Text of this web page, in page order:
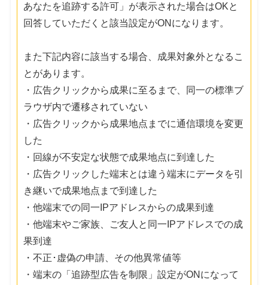
あなたを追跡する許可」が表示された場合はOKと
回答していただくと該当設定がONになります。
また下記内容に該当する場合、成果対象外となるこ
とがあります。
・広告クリックから成果に至るまで、同一の標準ブ
ラウザ内で遷移されていない
・広告クリックから成果地点までに通信環境を変更
した
・回線が不安定な状態で成果地点に到達した
・広告クリックした端末とは違う端末にデータを引
き継いで成果地点まで到達した
・他端末での同一IPアドレスからの成果到達
・他端末やご家族、ご友人と同一IPアドレスでの成
果到達
・不正･虚偽の申請、その他異常値等
・端末の「追跡型広告を制限」設定がONになって